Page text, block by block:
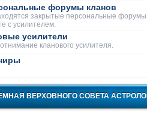
форумы кланов
закрытые персональные форумы
с усилителем.
усилители
кланового усилителя.
ВЕРХОВНОГО СОВЕТА